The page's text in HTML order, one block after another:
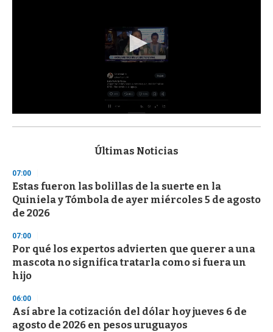
s
d
s
o
f
3
s
e
c
o
n
Últimas Noticias
07:00
Estas fueron las bolillas de la suerte en la
Quiniela y Tómbola de ayer miércoles 5 de agosto
de 2026
07:00
Por qué los expertos advierten que querer a una
mascota no significa tratarla como si fuera un
hijo
06:00
Así abre la cotización del dólar hoy jueves 6 de
agosto de 2026 en pesos uruguayos